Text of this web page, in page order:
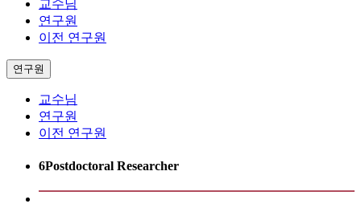
교수님
연구원
이전 연구원
연구원
교수님
연구원
이전 연구원
6Postdoctoral Researcher